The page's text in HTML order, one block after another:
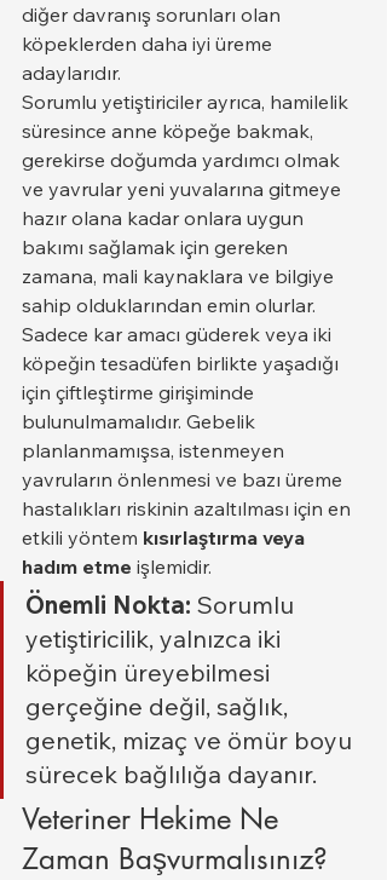
diğer davranış sorunları olan
köpeklerden daha iyi üreme
adaylarıdır.
Sorumlu yetiştiriciler ayrıca, hamilelik
süresince anne köpeğe bakmak,
gerekirse doğumda yardımcı olmak
ve yavrular yeni yuvalarına gitmeye
hazır olana kadar onlara uygun
bakımı sağlamak için gereken
zamana, mali kaynaklara ve bilgiye
sahip olduklarından emin olurlar.
Sadece kar amacı güderek veya iki
köpeğin tesadüfen birlikte yaşadığı
için çiftleştirme girişiminde
bulunulmamalıdır. Gebelik
planlanmamışsa, istenmeyen
yavruların önlenmesi ve bazı üreme
hastalıkları riskinin azaltılması için en
etkili yöntem kısırlaştırma veya
hadım etme işlemidir.
Önemli Nokta: Sorumlu
yetiştiricilik, yalnızca iki
köpeğin üreyebilmesi
gerçeğine değil, sağlık,
genetik, mizaç ve ömür boyu
sürecek bağlılığa dayanır.
Veteriner Hekime Ne
Zaman Başvurmalısınız?